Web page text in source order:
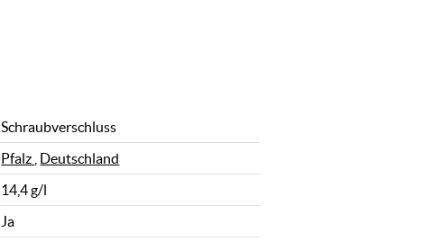
Schraubverschluss
Pfalz Deutschland
14,4 g/l
Ja